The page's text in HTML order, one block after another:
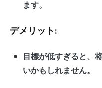
ます。
デメリット:
目標が低すぎると、
いかもしれません。